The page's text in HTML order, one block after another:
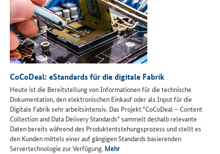
CoCoDeal: eStandards für die digitale Fabrik
Heute ist die Bereitstellung von Informationen für die technische
Dokumentation, den elektronischen Einkauf oder als Input für die
Digitale Fabrik sehr arbeitsintensiv. Das Projekt "CoCoDeal – Content
Collection and Data Delivery Standards" sammelt deshalb relevante
Daten bereits während des Produktentstehungsprozess und stellt es
den Kunden mittels einer auf gängigen Standards basierenden
Servertechnologie zur Verfügung. Mehr